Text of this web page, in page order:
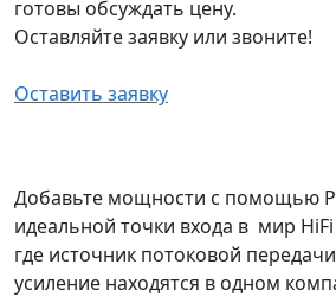
готовы обсуждать цену.
Оставляйте заявку или звоните!
Оставить заявку
Добавьте мощности с помощью
идеальной точки входа в мир
где источник потоковой
усиление находятся в одном